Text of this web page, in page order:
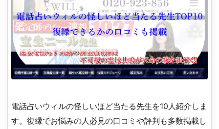
電話占いウィルの怪しいほど当たる先生を10人紹介しま
す。復縁でお悩みの人必見の口コミや評判も多数掲載し